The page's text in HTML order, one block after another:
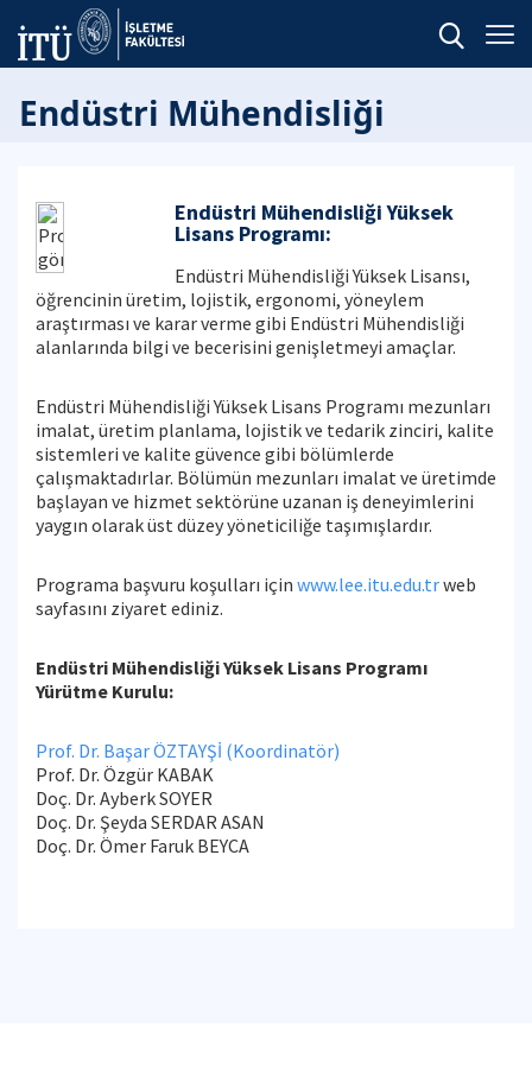
Endüstri Mühendisliği
Endüstri Mühendisliği Yüksek
Lisans Programı:
Endüstri Mühendisliği Yüksek Lisansı,
öğrencinin üretim, lojistik, ergonomi, yöneylem
araştırması ve karar verme gibi Endüstri Mühendisliği
alanlarında bilgi ve becerisini genişletmeyi amaçlar.
Endüstri Mühendisliği Yüksek Lisans Programı mezunları
imalat, üretim planlama, lojistik ve tedarik zinciri, kalite
sistemleri ve kalite güvence gibi bölümlerde
çalışmaktadırlar. Bölümün mezunları imalat ve üretimde
başlayan ve hizmet sektörüne uzanan iş deneyimlerini
yaygın olarak üst düzey yöneticiliğe taşımışlardır.
Programa başvuru koşulları için www.lee.itu.edu.trweb
sayfasını ziyaret ediniz.
Endüstri Mühendisliği Yüksek Lisans Programı
Yürütme Kurulu:
Prof. Dr. Başar ÖZTAYŞİ (Koordinatör)
Prof. Dr. Özgür KABAK
Doç. Dr. Ayberk SOYER
Doç. Dr. Şeyda SERDAR ASAN
Doç. Dr. Ömer Faruk BEYCA